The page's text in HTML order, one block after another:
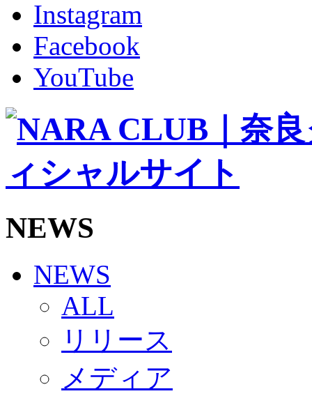
ホームタウン
コラム
その他
TEAM
2026/27トップチーム
2026/27トップチームスタッフ
バモス
チアダンススクール
ボランティアチーム「volundeer」
ビクトリーロード
HOMEGAME
観戦ルール＆マナー
Jリーグ運営管理規定
写真・動画使用ガイドライン
SCHEDULE
2026/27
練習見学時のファンサービスについて
TICKET
奈良クラブ明治安田J3リーグ2026/27シーズン試
奈良クラブ明治安田Ｊ3リーグ 2026/27シーズン「
観戦ルール＆マナー
2026/27ファンコミュニティ
サポートショップ
Instagram
Facebook
YouTube
NEWS
NEWS
ALL
リリース
メディア